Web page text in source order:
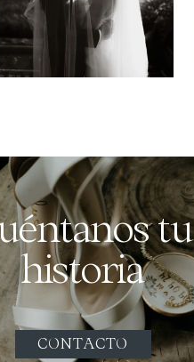
tu
historia
CONTACTO